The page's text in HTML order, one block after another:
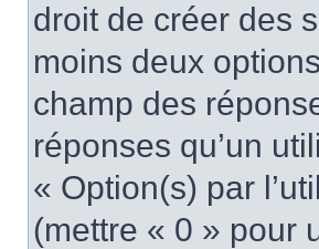
droit de créer des
moins deux
champ des
réponses qu’un
« Option(s) par
(mettre « 0 » pour